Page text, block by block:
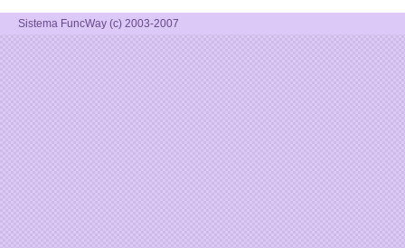
Sistema FuncWay (c) 2003-2007